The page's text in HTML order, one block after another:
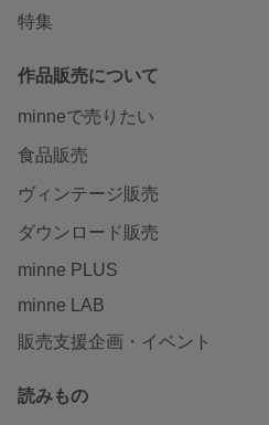
特集
作品販売について
minneで売りたい
食品販売
ヴィンテージ販売
ダウンロード販売
minne PLUS
minne LAB
販売支援企画・イベント
読みもの